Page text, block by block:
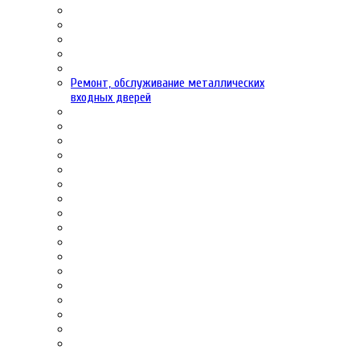
Ремонт, обслуживание металлических
входных дверей